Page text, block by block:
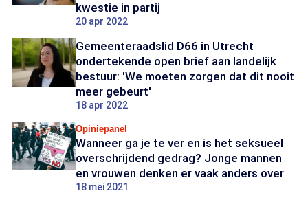
kwestie in partij
20 apr 2022
Gemeenteraadslid D66 in Utrecht
ondertekende open brief aan landelijk
bestuur: 'We moeten zorgen dat dit nooit
meer gebeurt'
18 apr 2022
Opiniepanel
Wanneer ga je te ver en is het seksueel
overschrijdend gedrag? Jonge mannen
en vrouwen denken er vaak anders over
18 mei 2021